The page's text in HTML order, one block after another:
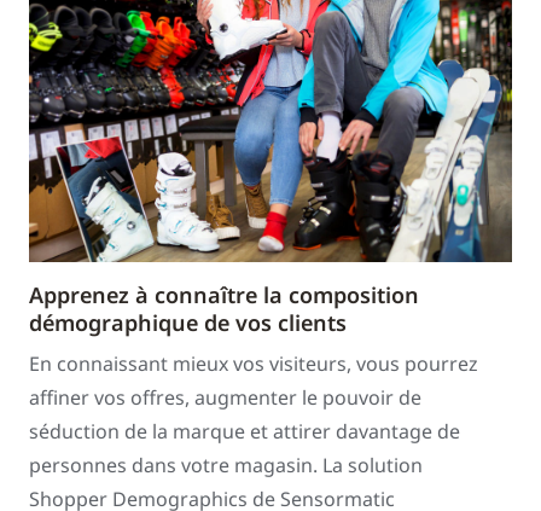
Apprenez à connaître la composition
démographique de vos clients
En connaissant mieux vos visiteurs, vous pourrez
affiner vos offres, augmenter le pouvoir de
séduction de la marque et attirer davantage de
personnes dans votre magasin. La solution
Shopper Demographics de Sensormatic